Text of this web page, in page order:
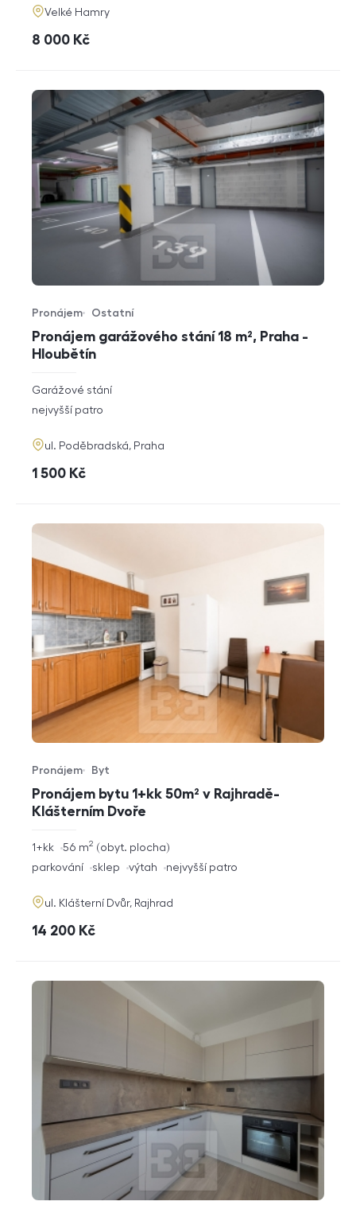
adresa
Velké Hamry
cena
8 000 Kč
Pronájem garážového stání 18 m², Praha -
Hloubětín
Typ nabídky
Pronájem
Typ nemovitosti
Ostatní
rozměry
dispozice
Garážové stání
funkce
nejvyšší patro
adresa
ul. Poděbradská, Praha
cena
1 500 Kč
Pronájem bytu 1+kk 50m² v Rajhradě-
Klášterním Dvoře
Typ nabídky
Pronájem
Typ nemovitosti
Byt
rozměry
dispozice
1+kk obyt. plocha
56 m2
funkce
parkování sklep výtah nejvyšší patro
adresa
ul. Klášterní Dvůr, Rajhrad
cena
14 200 Kč